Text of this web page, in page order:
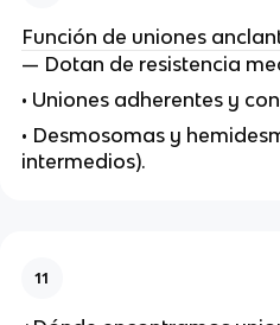
Función de uniones
— Dotan de resistencia
• Uniones adherentes y
• Desmosomas y
intermedios).
11